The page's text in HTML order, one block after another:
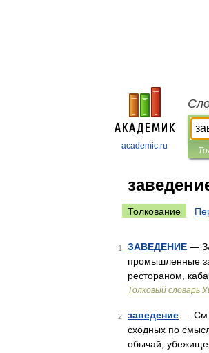
academic.ru
Толкование
1 ЗАВЕДЕНИЕ —
промышленные
рестораном,
Толковый словарь
2 заведение — См.
сходных по
обычай,